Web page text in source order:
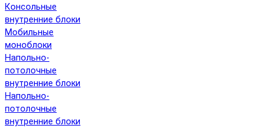
Консольные
внутренние блоки
Мобильные
моноблоки
Напольно-
потолочные
внутренние блоки
Напольно-
потолочные
внутренние блоки